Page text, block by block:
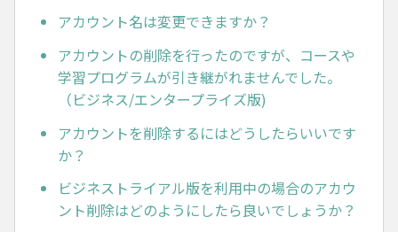
アカウント名は変更できますか？
アカウントの削除を行ったのですが、コースや
学習プログラムが引き継がれませんでした。
（ビジネス/エンタープライズ版)
アカウントを削除するにはどうしたらいいです
か？
ビジネストライアル版を利用中の場合のアカウ
ント削除はどのようにしたら良いでしょうか？